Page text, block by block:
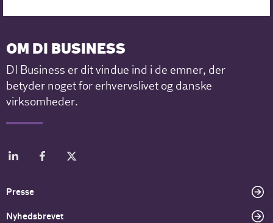
OM DI BUSINESS
DI Business er dit vindue ind i de emner, der
betyder noget for erhvervslivet og danske
virksomheder.
Presse
Nyhedsbrevet